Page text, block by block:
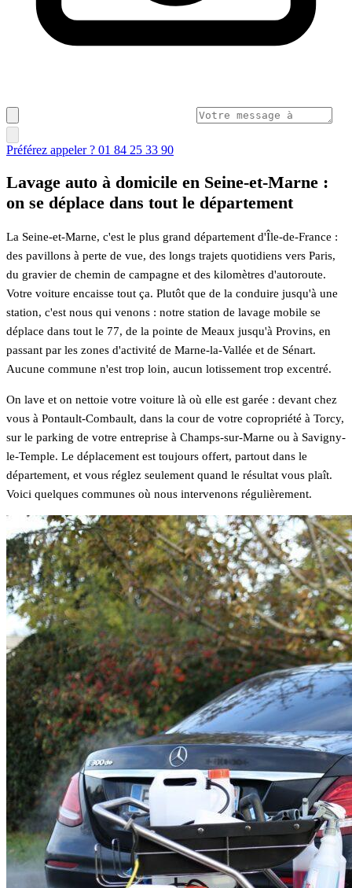
Préférez appeler ? 01 84 25 33 90
Lavage auto à domicile en Seine-et-Marne :
on se déplace dans tout le département
La Seine-et-Marne, c'est le plus grand département d'Île-de-France :
des pavillons à perte de vue, des longs trajets quotidiens vers Paris,
du gravier de chemin de campagne et des kilomètres d'autoroute.
Votre voiture encaisse tout ça. Plutôt que de la conduire jusqu'à une
station, c'est nous qui venons : notre station de lavage mobile se
déplace dans tout le 77, de la pointe de Meaux jusqu'à Provins, en
passant par les zones d'activité de Marne-la-Vallée et de Sénart.
Aucune commune n'est trop loin, aucun lotissement trop excentré.
On lave et on nettoie votre voiture là où elle est garée : devant chez
vous à Pontault-Combault, dans la cour de votre copropriété à Torcy,
sur le parking de votre entreprise à Champs-sur-Marne ou à Savigny-
le-Temple. Le déplacement est toujours offert, partout dans le
département, et vous réglez seulement quand le résultat vous plaît.
Voici quelques communes où nous intervenons régulièrement.